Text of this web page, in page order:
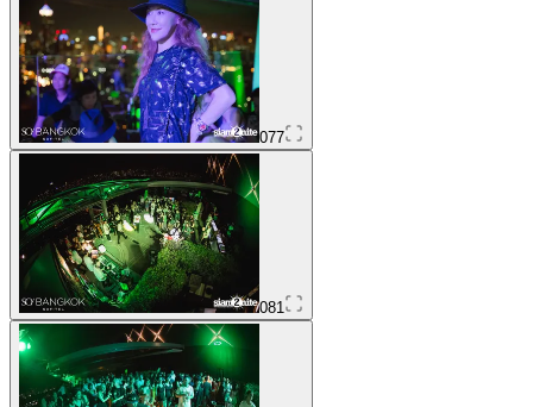
077
081